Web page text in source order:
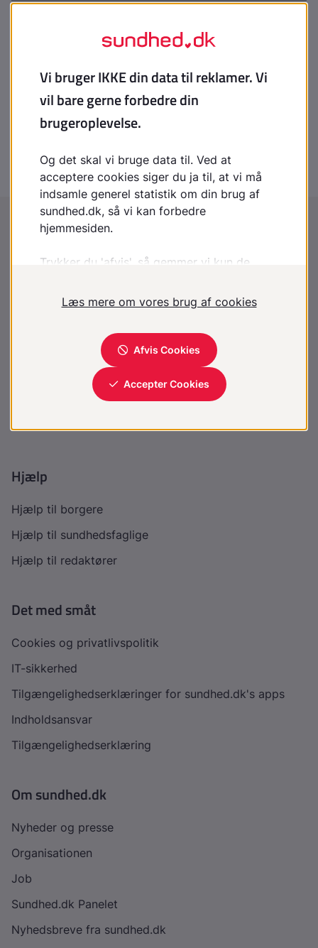
Sex under graviditeten
Sikkerhedssele i graviditeten